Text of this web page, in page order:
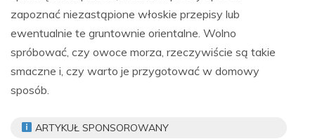
zapoznać niezastąpione włoskie przepisy lub
ewentualnie te gruntownie orientalne. Wolno
spróbować, czy owoce morza, rzeczywiście są takie
smaczne i, czy warto je przygotować w domowy
sposób.
ARTYKUŁ SPONSOROWANY